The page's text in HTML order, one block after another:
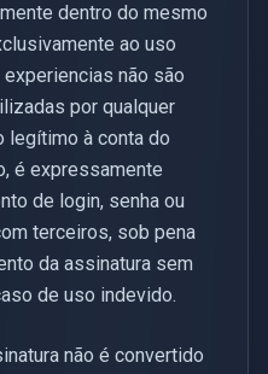
dentro do mesmo
ao uso
não são
por qualquer
legítimo à conta do
é expressamente
de login, senha ou
terceiros, sob pena
da assinatura sem
de uso indevido.
não é convertido